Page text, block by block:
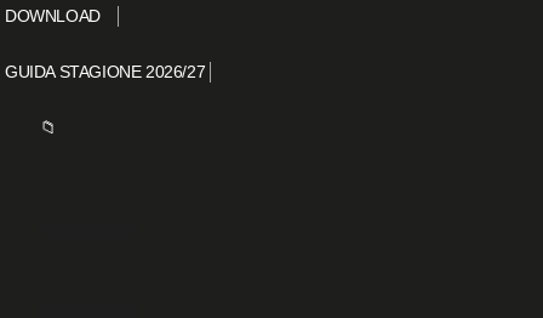
DOWNLOAD
GUIDA STAGIONE 2026/27
📁